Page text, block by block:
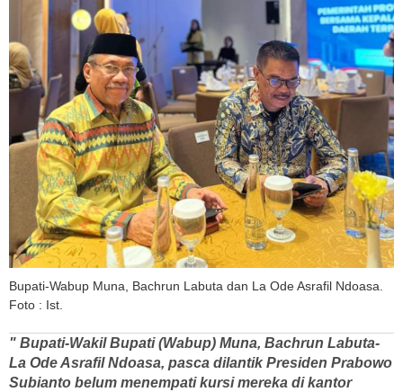
Bupati-Wabup Muna, Bachrun Labuta dan La Ode Asrafil Ndoasa.
Foto : Ist.
" Bupati-Wakil Bupati (Wabup) Muna, Bachrun Labuta-
La Ode Asrafil Ndoasa, pasca dilantik Presiden Prabowo
Subianto belum menempati kursi mereka di kantor